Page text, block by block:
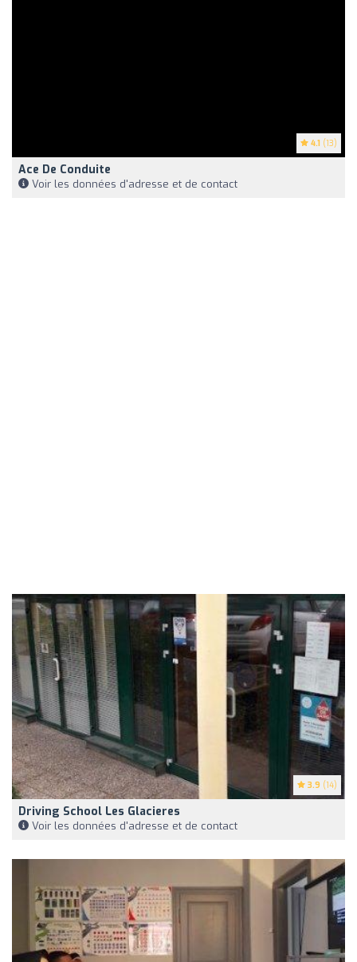
4.1 (13)
Ace De Conduite
Voir les données d'adresse et de contact
3.9 (14)
Driving School Les Glacieres
Voir les données d'adresse et de contact